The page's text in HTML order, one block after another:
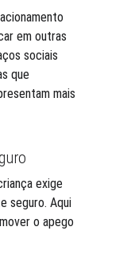
em outras
sociais
que
mais
exige
seguro. Aqui
o apego